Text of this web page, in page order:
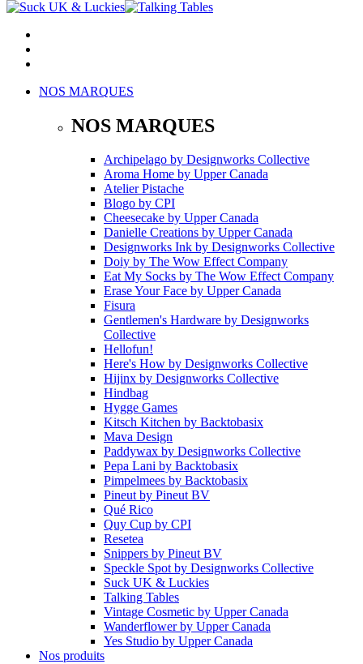
NOS MARQUES
NOS MARQUES
Archipelago by Designworks Collective
Aroma Home by Upper Canada
Atelier Pistache
Blogo by CPI
Cheesecake by Upper Canada
Danielle Creations by Upper Canada
Designworks Ink by Designworks Collective
Doiy by The Wow Effect Company
Eat My Socks by The Wow Effect Company
Erase Your Face by Upper Canada
Fisura
Gentlemen's Hardware by Designworks
Collective
Hellofun!
Here's How by Designworks Collective
Hijinx by Designworks Collective
Hindbag
Hygge Games
Kitsch Kitchen by Backtobasix
Mava Design
Paddywax by Designworks Collective
Pepa Lani by Backtobasix
Pimpelmees by Backtobasix
Pineutby Pineut BV
Qué Rico
Quy Cup by CPI
Resetea
Snippers by Pineut BV
Speckle Spotby Designworks Collective
Suck UK & Luckies
Talking Tables
Vintage Cosmetic by Upper Canada
Wanderflowerby Upper Canada
Yes Studio by Upper Canada
Nos produits